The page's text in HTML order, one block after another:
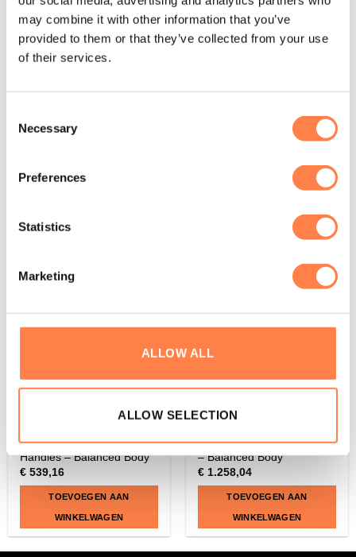
may combine it with other information that you’ve
provided to them or that they’ve collected from your use
of their services.
Selection
Necessary
Preferences
Statistics
Marketing
ALLOW ALL
ALLOW SELECTION
BARRELS EN BOXES
TOEVOEGEN AAN
WINKELWAGEN
Wunda en Combo Chair
Handles – Balanced Body
€539,16
TOEVOEGEN AAN
WINKELWAGEN
Combo Chair High Back Kit
– Balanced Body
€1.258,04
TOEVOEGEN AAN
WINKELWAGEN